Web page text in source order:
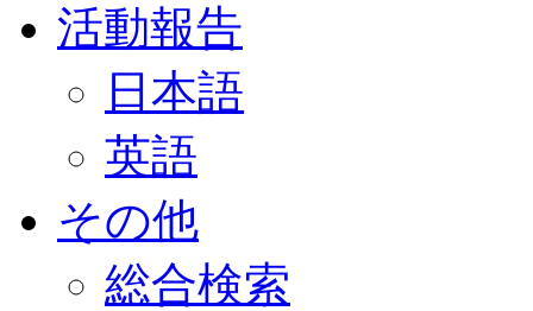
活動報告
日本語
英語
その他
総合検索